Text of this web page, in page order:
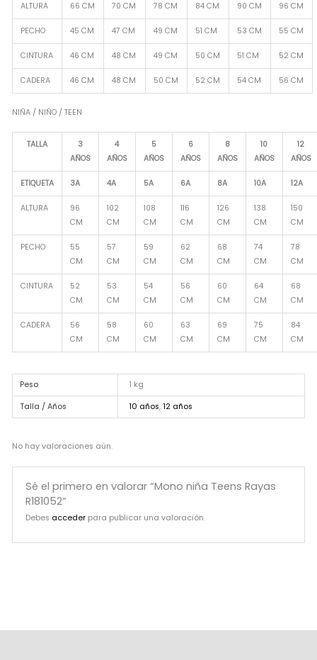
ALTURA 66 CM 70 CM 78 CM 84 CM 90 CM 96 CM
PECHO 45 CM 47 CM 49 CM 51 CM 53 CM 55 CM
CINTURA 46 CM 48 CM 49 CM 50 CM 51 CM 52 CM
CADERA 46 CM 48 CM 50 CM 52 CM 54 CM 56 CM
NIÑA / NIÑO / TEEN
TALLA
3
AÑOS
4
AÑOS
5
AÑOS
6
AÑOS
8
AÑOS
10
AÑOS
12
AÑOS
ETIQUETA 3A 4A 5A 6A 8A 10A 12A
ALTURA
96
CM
102
CM
108
CM
116
CM
126
CM
138
CM
150
CM
PECHO
55
CM
57
CM
59
CM
62
CM
68
CM
74
CM
78
CM
CINTURA
52
CM
53
CM
54
CM
56
CM
60
CM
64
CM
68
CM
CADERA
56
CM
58
CM
60
CM
63
CM
69
CM
75
CM
84
CM
Peso 1 kg
Talla / Años 10 años, 12 años
No hay valoraciones aún.
Sé el primero en valorar “Mono niña Teens Rayas
R181052”
Debes acceder para publicar una valoración.